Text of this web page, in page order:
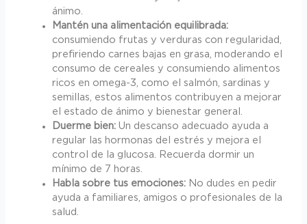
ánimo.
Mantén una alimentación equilibrada:
consumiendo frutas y verduras con regularidad,
prefiriendo carnes bajas en grasa, moderando el
consumo de cereales y consumiendo alimentos
ricos en omega-3, como el salmón, sardinas y
semillas, estos alimentos contribuyen a mejorar
el estado de ánimo y bienestar general.
Duerme bien: Un descanso adecuado ayuda a
regular las hormonas del estrés y mejora el
control de la glucosa. Recuerda dormir un
mínimo de 7 horas.
Habla sobre tus emociones: No dudes en pedir
ayuda a familiares, amigos o profesionales de la
salud.